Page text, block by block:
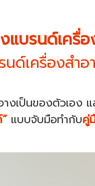
แบรนด์เครื่
ด์เครื่องสำอ
เป็นของตัวเอง
แบบจับมือทำกับคู่